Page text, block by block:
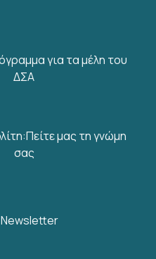
για τα μέλη του
ΔΣΑ
μας τη γνώμη
σας
Newsletter